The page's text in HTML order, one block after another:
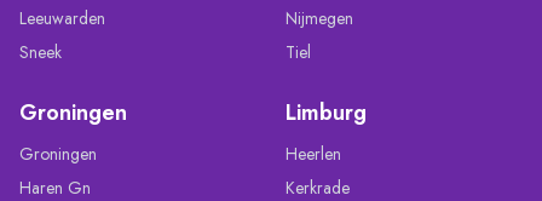
Leeuwarden
Sneek
Nijmegen
Tiel
Groningen
Groningen
Haren Gn
Limburg
Heerlen
Kerkrade